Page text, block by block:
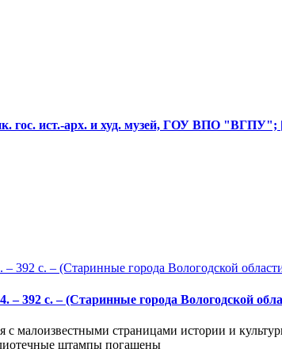
гос. ист.-арх. и худ. музей, ГОУ ВПО "ВГПУ";
– 392 с. – (Старинные города Вологодской
малоизвестными страницами истории и
штампы погашены